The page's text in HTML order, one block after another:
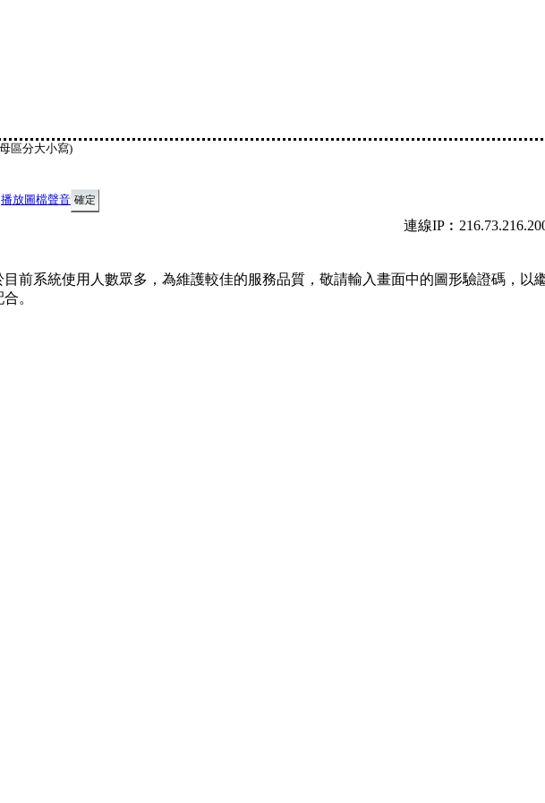
區分大小寫)
播放圖檔聲音
連線
前系統使用人數眾多，為維護較佳的服務品質，敬請輸入畫面中的圖形驗證碼，以
。